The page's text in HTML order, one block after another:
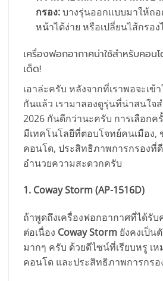
กรอง:บางรุ่นออกแบบมาให้ถอ
หน้าได้ง่าย หรือเปลี่ยนไส้กรอง
เครื่องฟอกอากาศน่าใช้สำหรับคอ
เด็ด!
เอาล่ะครับ หลังจากที่เราพอจะเข้
กันแล้ว เรามาลองดูรุ่นที่น่าสนใจ
2026 กันดีกว่านะครับ การเลือกค
มีเทคโนโลยีที่ตอบโจทย์คนเมือง,
คอนโด, ประสิทธิภาพการกรองที่
อำนวยความสะดวกครับ
1. Coway Storm (AP-1516D)
ถ้าพูดถึงเครื่องฟอกอากาศที่ได้รั
ต่อเนื่อง Coway Storm ยังคงเป็น
มากๆ ครับ ด้วยดีไซน์ที่เรียบหรู เ
คอนโด และประสิทธิภาพการกรอ